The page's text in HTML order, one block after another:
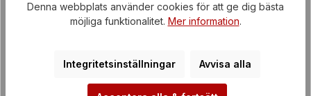
Växelmotorer med frekvensomriktare
Denna webbplats använder cookies för att ge dig bästa
möjliga funktionalitet. Mer information.
Integritetsinställningar Avvisa alla